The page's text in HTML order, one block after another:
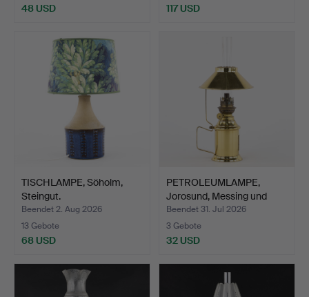
48 USD 117 USD
TISCHLAMPE, Söholm,
Steingut.
Beendet 2. Aug 2026
13 Gebote
68 USD
PETROLEUMLAMPE,
Jorosund, Messing und
Glas.
Beendet 31. Jul 2026
3 Gebote
32 USD